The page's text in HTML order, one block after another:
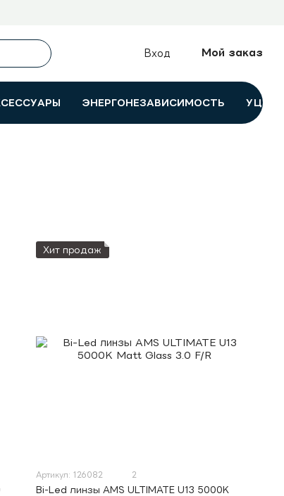
Вход Мой заказ
ЭНЕРГОНЕЗАВИСИМОСТЬ
Хит продаж
Артикул: 126082 2
Bi-Led линзы AMS ULTIMATE U13 5000K